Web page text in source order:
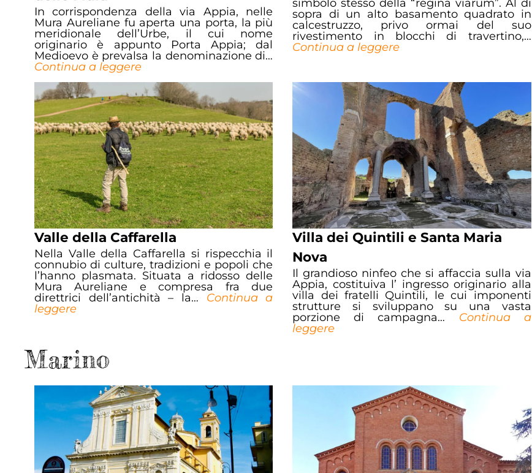
In corrispondenza della via Appia, nelle
Mura Aureliane fu aperta una porta, la più
meridionale dell’Urbe, il cui nome
originario è appunto Porta Appia; dal
Medioevo è prevalsa la denominazione di…
Continua a leggere
simbolo stesso della “regina viarum”. Al di
sopra di un alto basamento quadrato in
calcestruzzo, privo ormai del suo
rivestimento in blocchi di travertino,…
Continua a leggere
Valle della Caffarella
Nella Valle della Caffarella si rispecchia il
connubio di culture, tradizioni e popoli che
l’hanno plasmata. Situata a ridosso delle
Mura Aureliane e compresa fra due
direttrici dell’antichità – la… Continua a
leggere
Villa dei Quintili e Santa Maria
Nova
Il grandioso ninfeo che si affaccia sulla via
Appia, costituiva l’ ingresso originario alla
villa dei fratelli Quintili, le cui imponenti
strutture si sviluppano su una vasta
porzione di campagna… Continua a
leggere
Marino